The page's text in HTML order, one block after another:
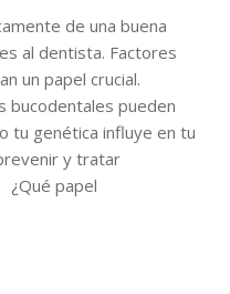
de una buena
al dentista. Factores
un papel crucial.
bucodentales pueden
tu genética influye en tu
y tratar
¿Qué papel